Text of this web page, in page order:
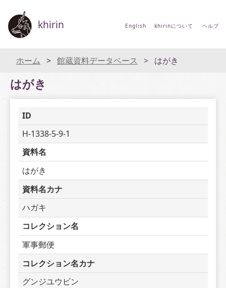
khirin English khirinについて ヘルプ
ホーム 館蔵資料データベース はがき
はがき
ID
H-1338-5-9-1
資料名
はがき
資料名カナ
ハガキ
コレクション名
軍事郵便
コレクション名カナ
グンジユウビン